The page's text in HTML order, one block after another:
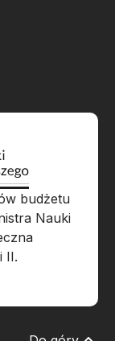
budżetu
Nauki
II.